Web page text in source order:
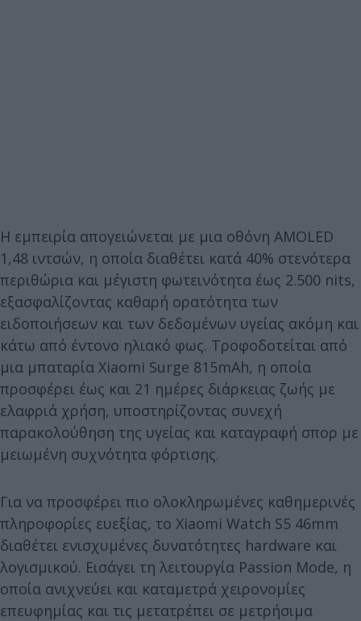
Η εμπειρία απογειώνεται με μια οθόνη AMOLED
1,48 ιντσών, η οποία διαθέτει κατά 40% στενότερα
περιθώρια και μέγιστη φωτεινότητα έως 2.500 nits,
εξασφαλίζοντας καθαρή ορατότητα των
ειδοποιήσεων και των δεδομένων υγείας ακόμη και
κάτω από έντονο ηλιακό φως. Τροφοδοτείται από
μια μπαταρία Xiaomi Surge 815mAh, η οποία
προσφέρει έως και 21 ημέρες διάρκειας ζωής με
ελαφριά χρήση, υποστηρίζοντας συνεχή
παρακολούθηση της υγείας και καταγραφή σπορ με
μειωμένη συχνότητα φόρτισης.
Για να προσφέρει πιο ολοκληρωμένες καθημερινές
πληροφορίες ευεξίας, το Xiaomi Watch S5 46mm
διαθέτει ενισχυμένες δυνατότητες hardware και
λογισμικού. Εισάγει τη λειτουργία Passion Mode, η
οποία ανιχνεύει και καταμετρά χειρονομίες
επευφημίας και τις μετατρέπει σε μετρήσιμα